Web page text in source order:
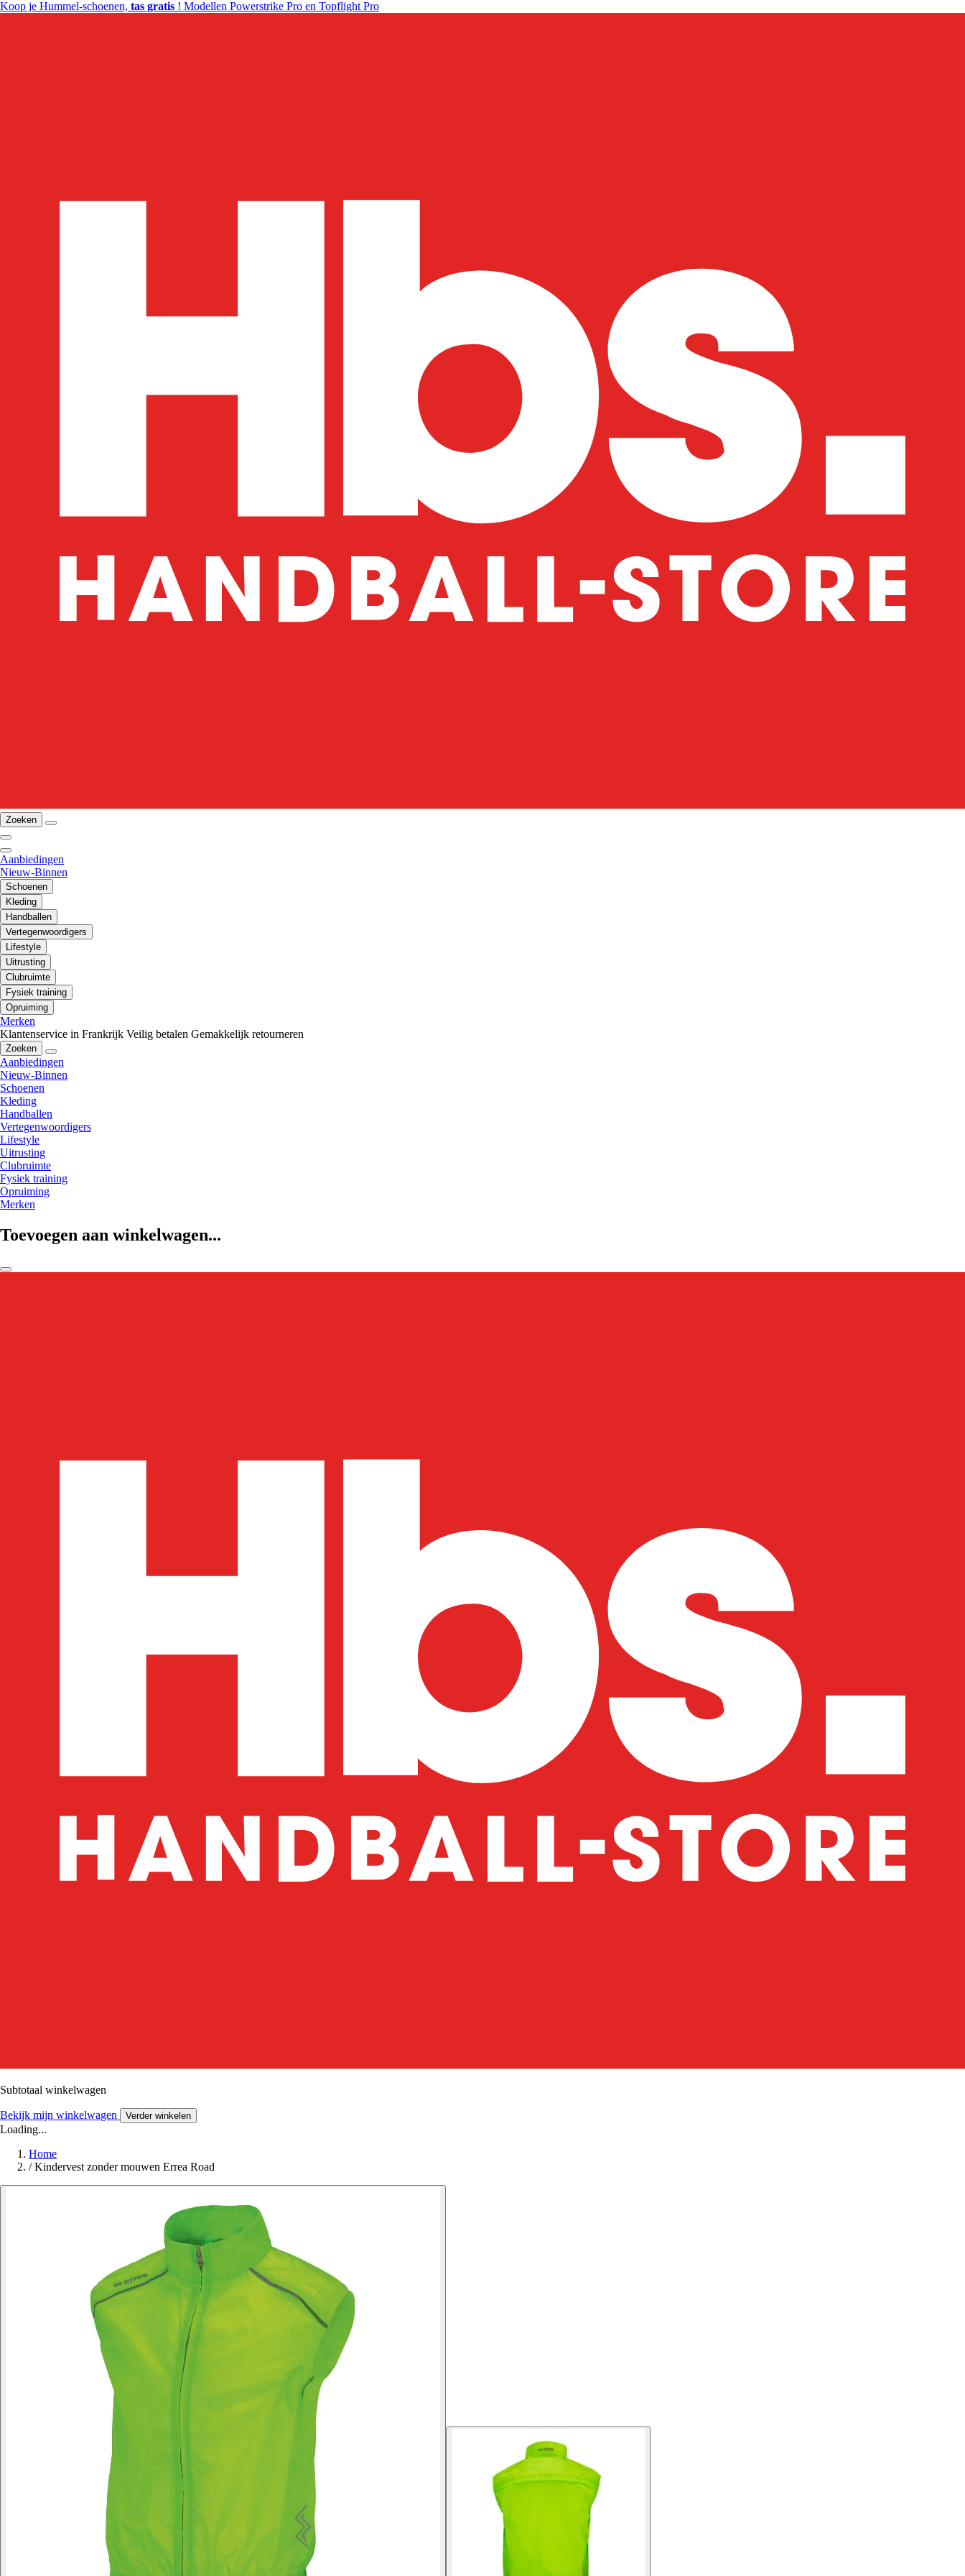
Koop je Hummel-schoenen, tas gratis ! Modellen Powerstrike Pro en Topflight Pro
Zoeken
Aanbiedingen
Nieuw-Binnen
Schoenen
Kleding
Handballen
Vertegenwoordigers
Lifestyle
Uitrusting
Clubruimte
Fysiek training
Opruiming
Merken
Klantenservice in Frankrijk Veilig betalen Gemakkelijk retourneren
Zoeken
Aanbiedingen
Nieuw-Binnen
Schoenen
Kleding
Handballen
Vertegenwoordigers
Lifestyle
Uitrusting
Clubruimte
Fysiek training
Opruiming
Merken
Toevoegen aan winkelwagen...
Subtotaal winkelwagen
Bekijk mijn winkelwagen Verder winkelen
Loading...
Home
/ Kindervest zonder mouwen Errea Road